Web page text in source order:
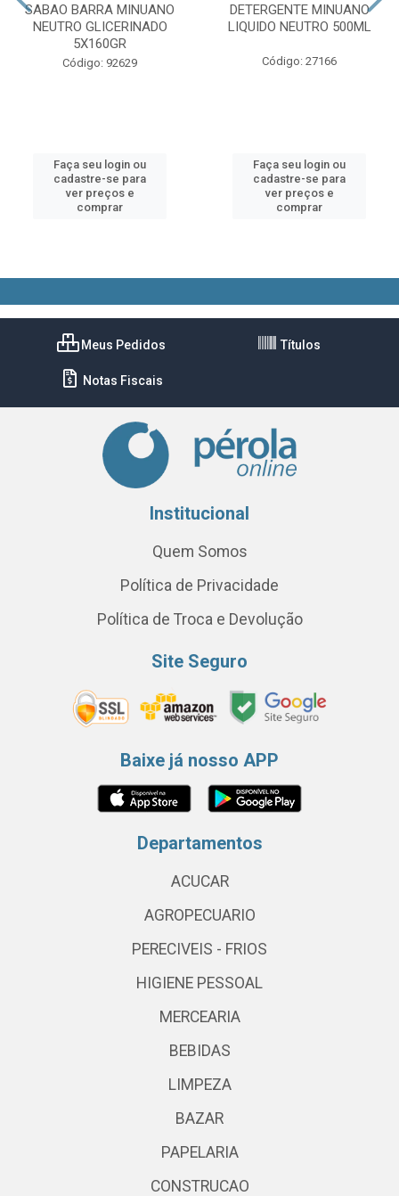
SABAO BARRA MINUANO
NEUTRO GLICERINADO
5X160GR
Código: 92629
Faça seu login ou
cadastre-se para
ver preços e
comprar
DETERGENTE MINUANO
LIQUIDO NEUTRO 500ML
Código: 27166
Faça seu login ou
cadastre-se para
ver preços e
comprar
Meus Pedidos Títulos
Notas Fiscais
Institucional
Quem Somos
Política de Privacidade
Política de Troca e Devolução
Site Seguro
Baixe já nosso APP
Departamentos
ACUCAR
AGROPECUARIO
PERECIVEIS - FRIOS
HIGIENE PESSOAL
MERCEARIA
BEBIDAS
LIMPEZA
BAZAR
PAPELARIA
CONSTRUCAO